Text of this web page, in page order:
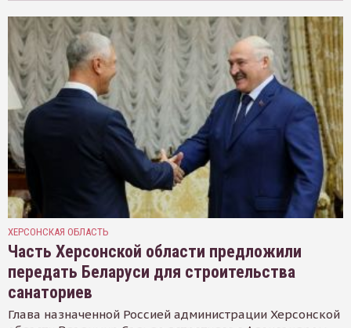
ХЕРСОНСКАЯ ОБЛАСТЬ
Часть Херсонской области предложили
передать Беларуси для строительства
санаториев
Глава назначенной Россией администрации Херсонской